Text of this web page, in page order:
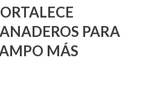
PARA
MÁS